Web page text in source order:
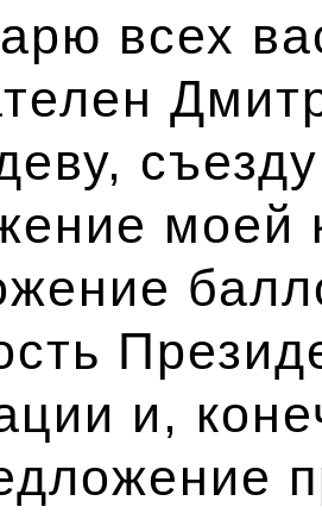
всех
моей
и,